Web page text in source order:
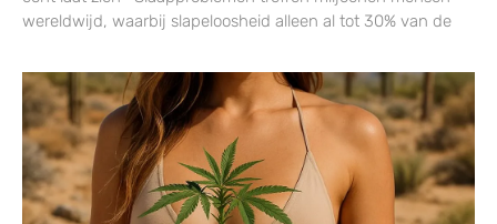
wereldwijd, waarbij slapeloosheid alleen al tot 30% van de